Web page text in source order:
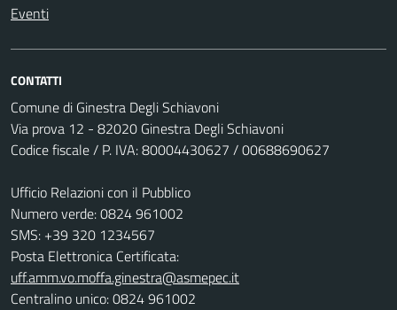
Eventi
CONTATTI
Comune di Ginestra Degli Schiavoni
Via prova 12 - 82020 Ginestra Degli Schiavoni
Codice fiscale / P. IVA: 80004430627 / 00688690627
Ufficio Relazioni con il Pubblico
Numero verde: 0824 961002
SMS: +39 320 1234567
Posta Elettronica Certificata:
uff.amm.vo.moffa.ginestra@asmepec.it
Centralino unico: 0824 961002